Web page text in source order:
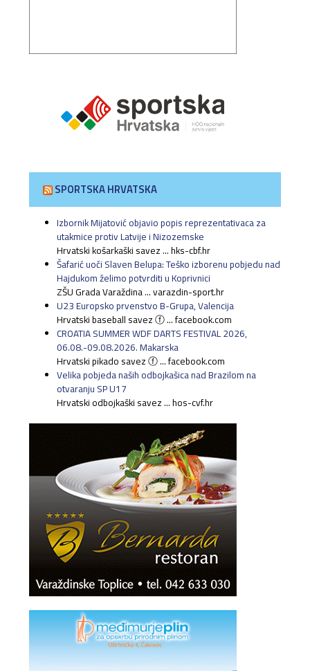
SPORTSKA HRVATSKA
Izbornik Mijatović objavio popis reprezentativaca za
utakmice protiv Latvije i Nizozemske
Hrvatski košarkaški savez ... hks-cbf.hr
Šafarić uoči Slaven Belupa: Teško izborenu pobjedu nad
Hajdukom želimo potvrditi u Koprivnici
ZŠU Grada Varaždina ... varazdin-sport.hr
U23 Europsko prvenstvo B-Grupa, Valencija
Hrvatski baseball savez ⓕ ... facebook.com
CROATIA SUMMER WDF DARTS FESTIVAL 2026,
06.08.-09.08.2026. Makarska
Hrvatski pikado savez ⓕ ... facebook.com
Velika pobjeda naših odbojkašica nad Brazilom na
otvaranju SP U17
Hrvatski odbojkaški savez ... hos-cvf.hr